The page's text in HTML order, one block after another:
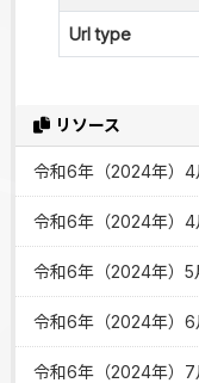
リソース
令和6年（2024年）4
令和6年（2024年）4
令和6年（2024年）
令和6年（2024年）
令和6年（2024年）
Url type